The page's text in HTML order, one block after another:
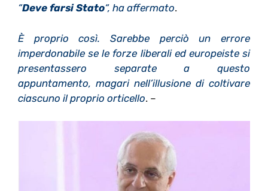
“Deve farsi Stato“, ha affermato.
È proprio così. Sarebbe perciò un errore
imperdonabile se le forze liberali ed europeiste si
presentassero separate a questo
appuntamento, magari nell’illusione di coltivare
ciascuno il proprio orticello. –